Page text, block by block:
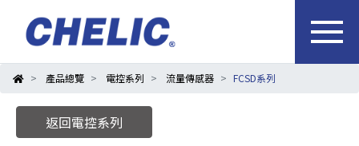
產品總覽 電控系列 流量傳感器 FCSD系列
返回電控系列